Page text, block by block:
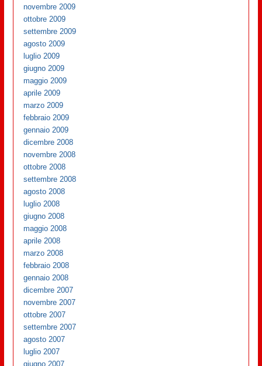
novembre 2009
ottobre 2009
settembre 2009
agosto 2009
luglio 2009
giugno 2009
maggio 2009
aprile 2009
marzo 2009
febbraio 2009
gennaio 2009
dicembre 2008
novembre 2008
ottobre 2008
settembre 2008
agosto 2008
luglio 2008
giugno 2008
maggio 2008
aprile 2008
marzo 2008
febbraio 2008
gennaio 2008
dicembre 2007
novembre 2007
ottobre 2007
settembre 2007
agosto 2007
luglio 2007
giugno 2007